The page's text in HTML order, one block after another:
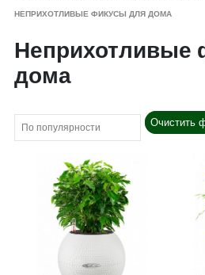
НЕПРИХОТЛИВЫЕ ФИКУСЫ ДЛЯ ДОМА
Неприхотливые
дома
Очистить